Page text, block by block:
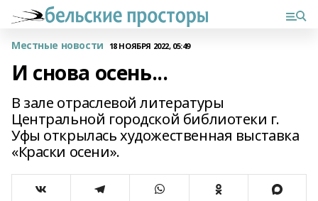
Местные новости 18 НОЯБРЯ 2022, 05:49
И снова осень...
В зале отраслевой литературы
Центральной городской библиотеки г.
Уфы открылась художественная выставка
«Краски осени».